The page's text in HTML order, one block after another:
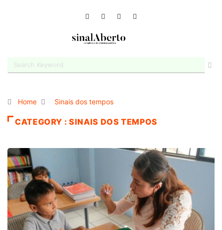
Home Sinais dos tempos
CATEGORY : SINAIS DOS TEMPOS